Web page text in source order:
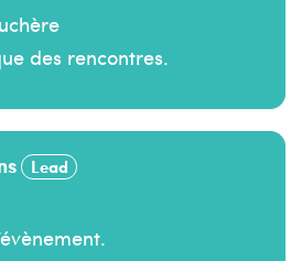
des rencontres.
Lead